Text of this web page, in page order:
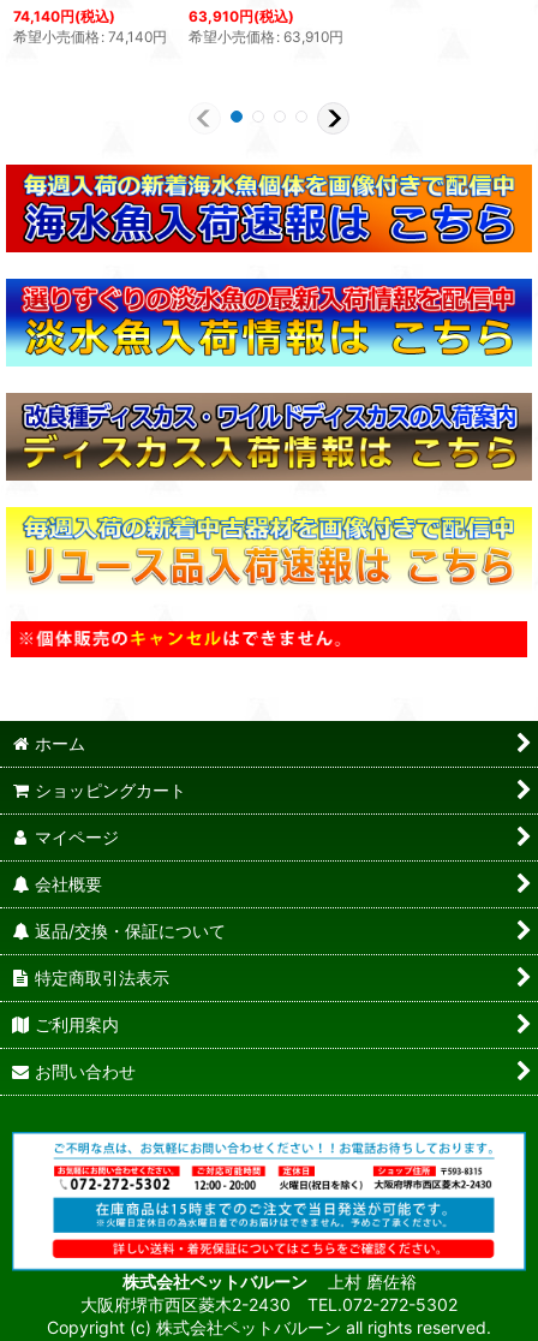
74,140円(税込)
希望小売価格: 74,140円
63,910円(税込)
希望小売価格: 63,910円
ホーム
ショッピングカート
マイページ
会社概要
返品/交換・保証について
特定商取引法表示
ご利用案内
お問い合わせ
株式会社ペットバルーン
上村 磨佐裕
大阪府堺市西区菱木2-2430 TEL.072-272-5302
Copyright (c) 株式会社ペットバルーン all rights reserved.